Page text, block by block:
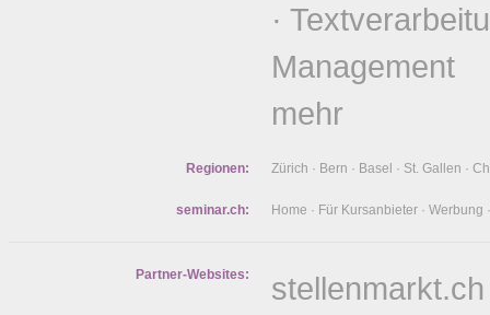
·
Management
mehr
Regionen: Zürich · Bern · Basel · St. Gallen ·
seminar.ch: Home · Für Kursanbieter · Werbung
Partner-Websites: stellenmarkt.ch